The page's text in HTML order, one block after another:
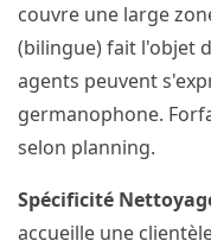
couvre une large
(bilingue) fait l'objet
agents peuvent
germanophone.
selon planning.
Spécificité
accueille une